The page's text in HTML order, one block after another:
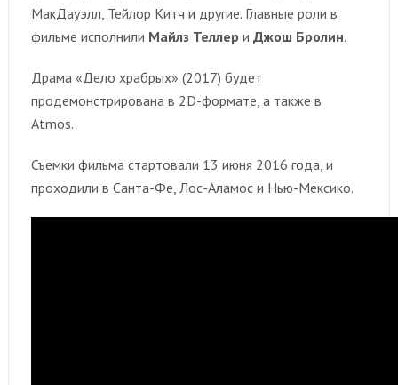
МакДауэлл, Тейлор Китч и другие. Главные роли в
фильме исполнили Майлз Теллер и Джош Бролин.
Драма «Дело храбрых» (2017) будет
продемонстрирована в 2D-формате, а также в
Atmos.
Съемки фильма стартовали 13 июня 2016 года, и
проходили в Санта-Фе, Лос-Аламос и Нью-Мексико.